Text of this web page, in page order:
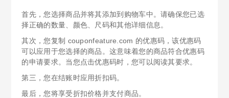
首先，您选择商品并将其添加到购物车中。请确保您已选
择正确的数量、颜色、尺码和其他详细信息。
其次，您复制 couponfeature.com 的优惠码，该优惠码
可以应用于您选择的商品。这意味着您的商品符合优惠码
的申请要求。当您点击优惠码时，您可以阅读其要求。
第三，您在结账时应用折扣码。
最后，您将享受折扣价格并支付商品。